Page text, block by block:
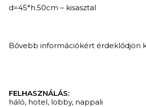
d=45*h.50cm – kisasztal
Bővebb információkért érdeklődjön
FELHASZNÁLÁS:
háló, hotel, lobby, nappali